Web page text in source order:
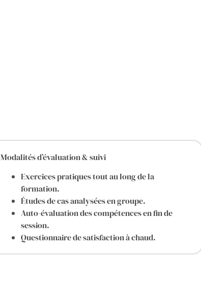
Modalités d’évaluation & suivi
Exercices pratiques tout au long de la
formation.
Études de cas analysées en groupe.
Auto-évaluation des compétences en fin de
session.
Questionnaire de satisfaction à chaud.